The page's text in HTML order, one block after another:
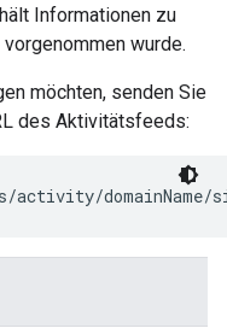
Informationen zu
wurde.
möchten, senden Sie
des Aktivitätsfeeds:
activity/domainName/